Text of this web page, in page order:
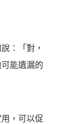
：「對，
能遺漏的
，可以促